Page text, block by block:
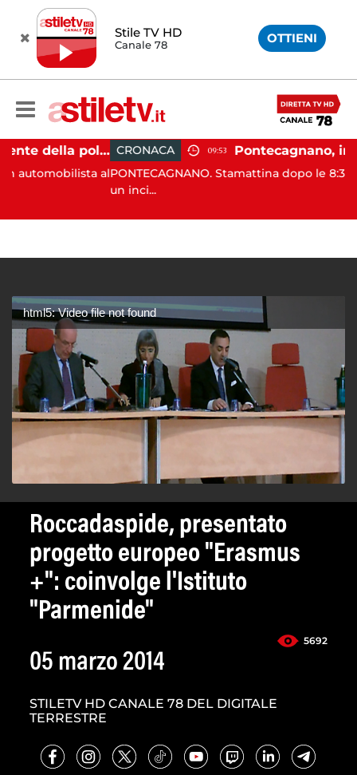
Stile TV HD
Canale 78 OTTIENI
Castellabate, agente della polizia locale aggredito per una multa: turista denunciato
al
CRONACA 09:53
PONTECAGNANO. Stamattina dopo le 8:30 si è
html5: Video file not found
Roccadaspide, presentato
progetto europeo "Erasmus
+": coinvolge l'Istituto
"Parmenide"
5692
05 marzo 2014
STILETV HD CANALE 78 DEL DIGITALE
TERRESTRE